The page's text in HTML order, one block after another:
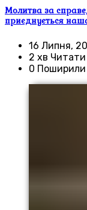
Молитва за
приєднується
16 Липня,
2 хв Читати
0 Поширили